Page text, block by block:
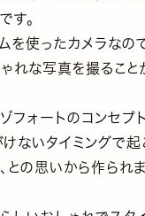
す。
を使ったカメラなの
れな写真を撮ること
フォートのコンセプ
ないタイミングで
との思いから作られま